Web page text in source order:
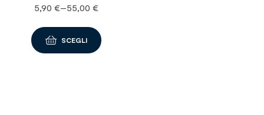
5,90 €–55,00 €
SCEGLI